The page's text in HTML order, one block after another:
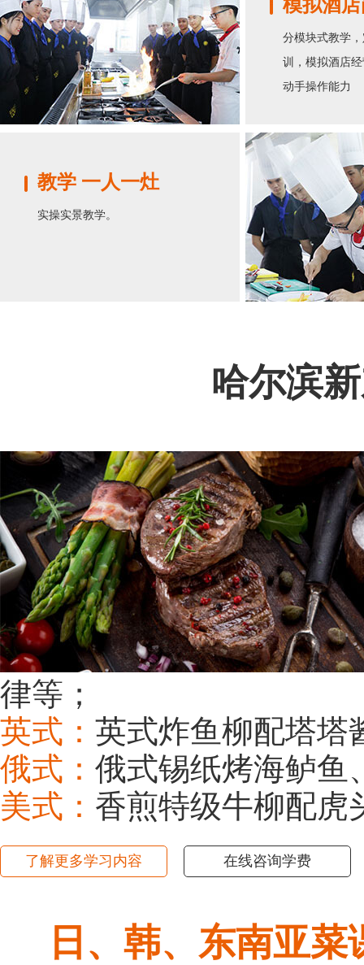
模拟酒
分模块式教学
训，模拟酒店
动手操作能力
教学 一人一灶
实操实景教学。
哈尔滨
律等；
英式： 英式炸鱼柳配塔塔
俄式： 俄式锡纸烤海鲈鱼
美式： 香煎特级牛柳配虎
了解更多学习内容 在线咨询学费
日、韩、东南亚菜